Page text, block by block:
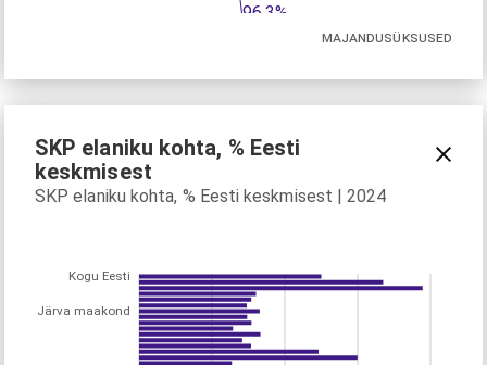
96,3%
MAJANDUSÜKSUSED
SKP elaniku kohta, % Eesti
keskmisest
SKP elaniku kohta, % Eesti keskmisest | 2024
Kogu Eesti
Järva maakond